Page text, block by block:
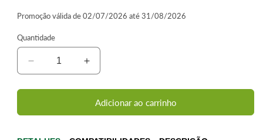
Promoção válida de 02/07/2026 até 31/08/2026
Quantidade
Diminuir
a
quantidade
Bateria
Aumentar
a
quantidade
de
Bateria
Adicionar ao carrinho